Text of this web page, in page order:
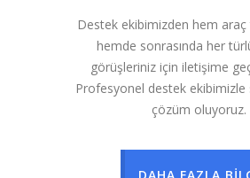
Destek ekibimizden hem
hemde sonrasında her
görüşleriniz için iletişime
Profesyonel destek ekibimizle
çözüm oluyoruz.
DAHA FAZLA